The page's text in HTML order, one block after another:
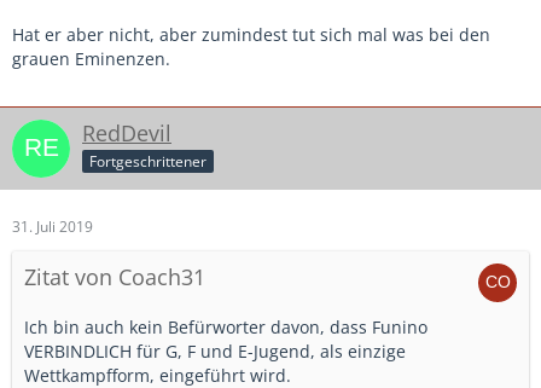
Hat er aber nicht, aber zumindest tut sich mal was bei den
grauen Eminenzen.
RedDevil
Fortgeschrittener
31. Juli 2019
Zitat von Coach31
Ich bin auch kein Befürworter davon, dass Funino
VERBINDLICH für G, F und E-Jugend, als einzige
Wettkampfform, eingeführt wird.